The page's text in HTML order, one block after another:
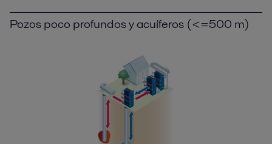
Pozos poco profundos y acuíferos (<=500 m)